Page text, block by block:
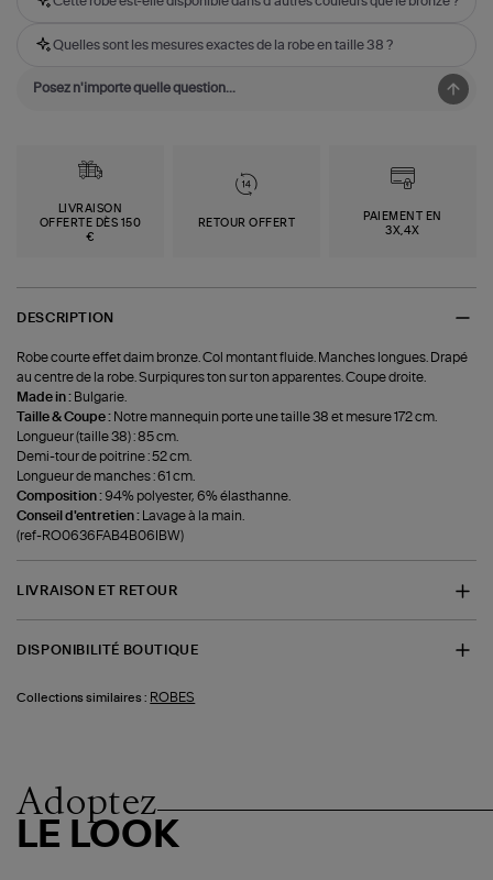
Quelles sont les mesures exactes de la robe en taille 38 ?
LIVRAISON
OFFERTE DÈS 150
€
RETOUR OFFERT
PAIEMENT EN
3X,4X
DESCRIPTION
Robe courte effet daim bronze. Col montant fluide. Manches longues. Drapé
au centre de la robe. Surpiqures ton sur ton apparentes. Coupe droite.
Made in : Bulgarie.
Taille & Coupe : Notre mannequin porte une taille 38 et mesure 172 cm.
Longueur (taille 38) : 85 cm.
Demi-tour de poitrine : 52 cm.
Longueur de manches : 61 cm.
Composition : 94% polyester, 6% élasthanne.
Conseil d'entretien : Lavage à la main.
(ref-RO0636FAB4B06IBW)
LIVRAISON ET RETOUR
DISPONIBILITÉ BOUTIQUE
Collections similaires : ROBES
Adoptez
LE LOOK